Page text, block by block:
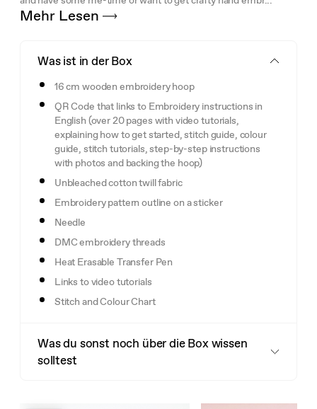
Mehr Lesen
Was ist in der Box
16 cm wooden embroidery hoop
QR Code that links to Embroidery instructions in
English (over 20 pages with video tutorials,
explaining how to get started, stitch guide, colour
guide, stitch tutorials, step-by-step instructions
with photos and backing the hoop)
Unbleached cotton twill fabric
Embroidery pattern outline on a sticker
Needle
DMC embroidery threads
Heat Erasable Transfer Pen
Links to video tutorials
Stitch and Colour Chart
Was du sonst noch über die Box wissen
solltest